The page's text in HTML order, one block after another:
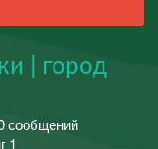
| город
сообщений
1